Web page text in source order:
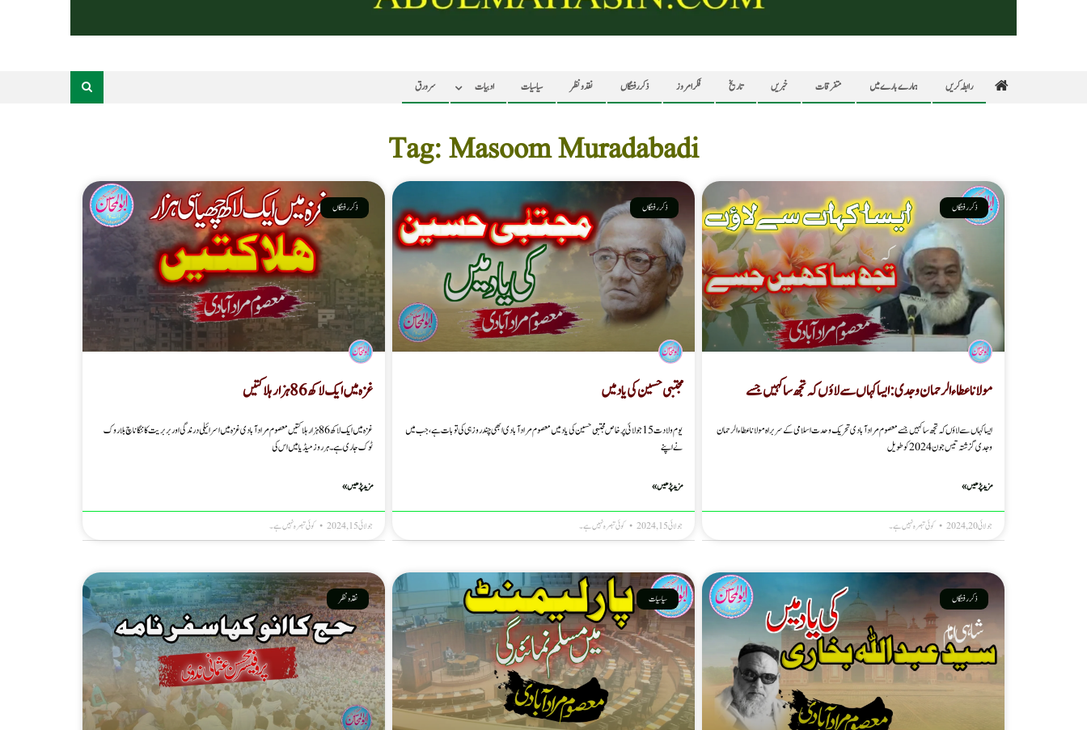
سرورق ادبیات سیاسیات نقد ونظر ذکر رفتگاں فکر امروز تاریخ خبریں متفرقات ہمارے بارے میں رابطہ کریں
Tag: Masoom Muradabadi
ذکر رفتگاں
مولانا عطاء الرحمان وجدی : ایسا کہاں سے لاؤں کہ تجھ سا کہیں جسے
ایسا کہاں سے لاؤں کہ تجھ سا کہیں جسے معصوم مرادآبادی تحریک وحدت اسلامی کے سربراہ مولانا عطاء الرحمان
وجدی گزشتہ تیس جون 2024کو طویل
مزید پڑھیں »
جولائی 20, 2024 کوئی تبصرہ نہیں ہے۔
ذکر رفتگاں
مجتبی حسین کی یاد میں
یوم ولادت 15 جولائی پر خاص مجتبی حسین کی یاد میں معصوم مرادآبادی ابھی چند روز ہی کی تو بات ہے، جب میں
نے اپنے
مزید پڑھیں »
جولائی 15, 2024 کوئی تبصرہ نہیں ہے۔
ذکر رفتگاں
غزہ میں ایک لاکھ 86 ہزارہلاکتیں
غزہ میں ایک لاکھ 86 ہزارہلاکتیں معصوم مرادآبادی غزہ میں اسرائیلی درندگی اور بربریت کا ننگا ناچ بلاروک
ٹوک جاری ہے۔ ہرروزمیڈیا میں اس کی
مزید پڑھیں »
جولائی 15, 2024 کوئی تبصرہ نہیں ہے۔
ذکر رفتگاں سیاسیات نقد ونظر